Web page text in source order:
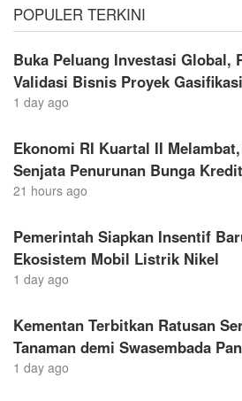
POPULER TERKINI
Buka Peluang Investasi Global,
Validasi Bisnis Proyek
1 day ago
Ekonomi RI Kuartal II
Senjata Penurunan Bunga Kredit
21 hours ago
Pemerintah Siapkan Insentif
Ekosistem Mobil Listrik Nikel
1 day ago
Kementan Terbitkan Ratusan
Tanaman demi Swasembada
1 day ago